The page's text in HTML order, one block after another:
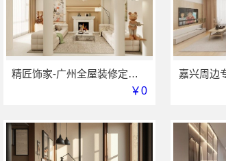
精匠饰家-广州全屋装修定制专家
￥0